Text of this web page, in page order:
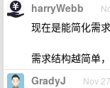
harryWebb
现在是能简化需
需求结构越简单
GradyJ Nov